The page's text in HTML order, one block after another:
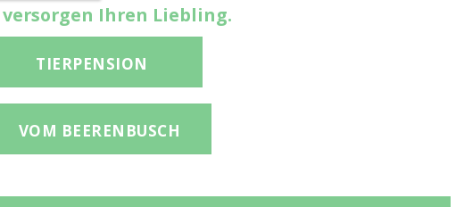
Ihren Liebling.
TIERPENSION
VOM BEERENBUSCH